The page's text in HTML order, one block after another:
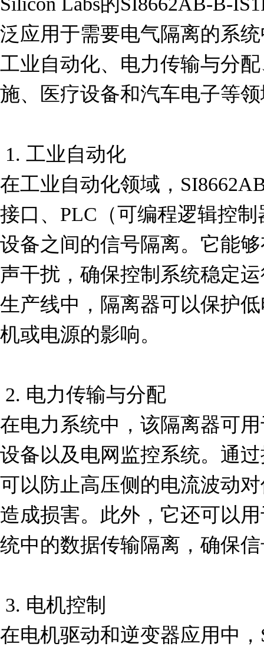
泛应用于需要电气隔离的系
工业自动化、电力传输与分
施、医疗设备和汽车电子等
在工业自动化领域，
接口、PLC（可编程逻辑控
设备之间的信号隔离。它能
声干扰，确保控制系统稳定
生产线中，隔离器可以保护
机或电源的影响。
在电力系统中，该隔离器可
设备以及电网监控系统。通
可以防止高压侧的电流波动
造成损害。此外，它还可以
统中的数据传输隔离，确保
在电机驱动和逆变器应用中